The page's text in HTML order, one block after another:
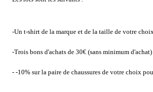
-Un t-shirt de la marque et de la taille de votre
-Trois bons d'achats de 30€ (sans minimum
- -10% sur la paire de chaussures de votre choix